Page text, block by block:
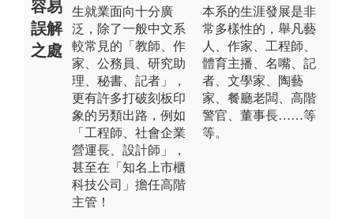
容易
誤解
之處
生就業面向十分廣
泛，除了一般中文系
較常見的「教師、作
家、公務員、研究助
理、秘書、記者」，
更有許多打破刻板印
象的另類出路，例如
「工程師、社會企業
營運長、設計師」，
甚至在「知名上市櫃
科技公司」擔任高階
主管！
本系的生涯發展是非
常多樣性的，舉凡藝
人、作家、工程師、
體育主播、名嘴、記
者、文學家、陶藝
家、餐廳老闆、高階
警官、董事長……等
等。